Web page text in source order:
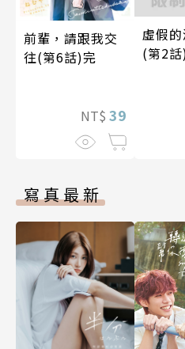
前輩，請跟我交
往(第6話)完
NT$ 39
虛假
(第2
寫真最新